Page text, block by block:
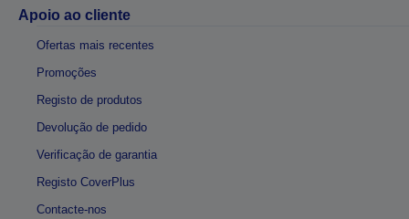
Apoio ao cliente
Ofertas mais recentes
Promoções
Registo de produtos
Devolução de pedido
Verificação de garantia
Registo CoverPlus
Contacte-nos